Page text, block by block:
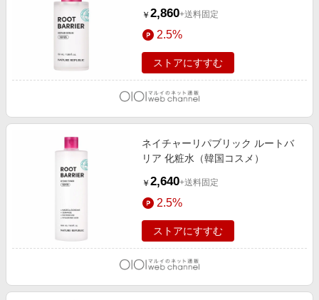
金融・マネー・保険
ビジネス・その他サービス
Qoo10メガポ
Samsung ボーナスキャンペーン
週末の高還元 夏の長期版
￥ 2,860+送料固定
2.5%
ストアにすすむ
ネイチャーリパブリック ルートバ
リア 化粧水（韓国コスメ）
￥ 2,640+送料固定
2.5%
ストアにすすむ